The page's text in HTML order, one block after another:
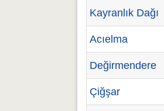
Kayranlık Dağı
Acıelma
Değirmendere
Çiğşar